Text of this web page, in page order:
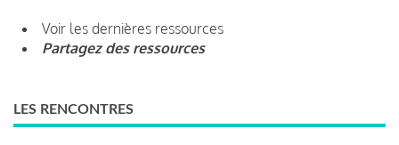
Voir les dernières ressources
Partagez des ressources
LES RENCONTRES